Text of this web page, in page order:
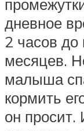
дневное
2 часов
месяцев.
малыша
кормить
он просит.